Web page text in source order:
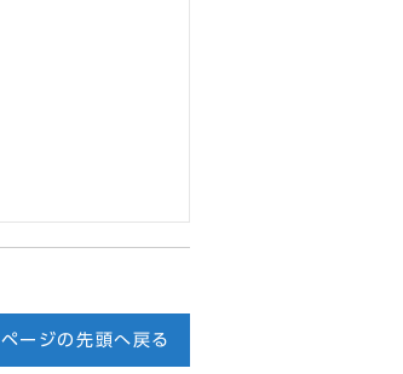
ページの先頭へ戻る